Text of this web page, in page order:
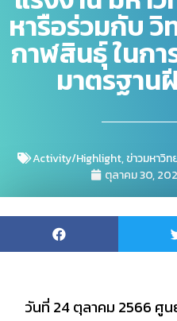
หารือร่วมกับ
กาฬสินธุ์ ในก
มาตรฐาน
Activity/Highlight,ข่าวมหาวิ
ตุลาคม 30,
วันที่ 24 ตุลาคม 2566 ศู